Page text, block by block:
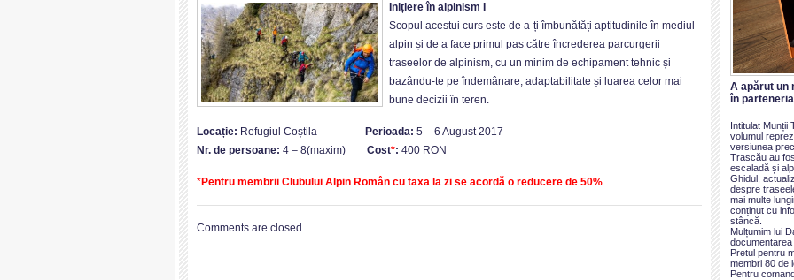
Inițiere în alpinism I
Scopul acestui curs este de a-ți îmbunătăți aptitudinile în mediul
alpin și de a face primul pas către încrederea parcurgerii
traseelor de alpinism, cu un minim de echipament tehnic și
bazându-te pe îndemânare, adaptabilitate și luarea celor mai
bune decizii în teren.
Locație: Refugiul Coștila Perioada: 5 – 6 August 2017
Nr. de persoane: 4 – 8(maxim) Cost*: 400 RON
*Pentru membrii Clubului Alpin Român cu taxa la zi se acordă o reducere de 50%
Comments are closed.
A apărut un
în
Intitulat Munții
volumul
versiunea
Trascău au
escaladă și
Ghidul,
despre
mai multe
conținut cu
stâncă.
Mulțumim lui
Pretul pentru
membri 80 de
Pentru